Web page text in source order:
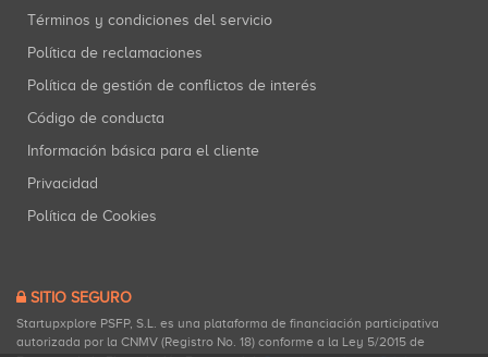
Términos y condiciones del servicio
Política de reclamaciones
Política de gestión de conflictos de interés
Código de conducta
Información básica para el cliente
Privacidad
Política de Cookies
SITIO SEGURO
Startupxplore PSFP, S.L. es una plataforma de financiación participativa
autorizada por la CNMV (Registro No. 18) conforme a la Ley 5/2015 de